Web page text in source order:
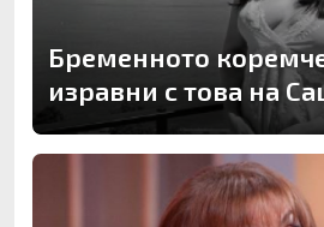
Бременното
изравни с това на